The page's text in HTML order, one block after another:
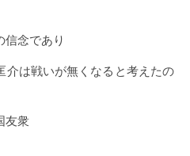
信念であり
介は戦いが無くなると考えたの
友衆